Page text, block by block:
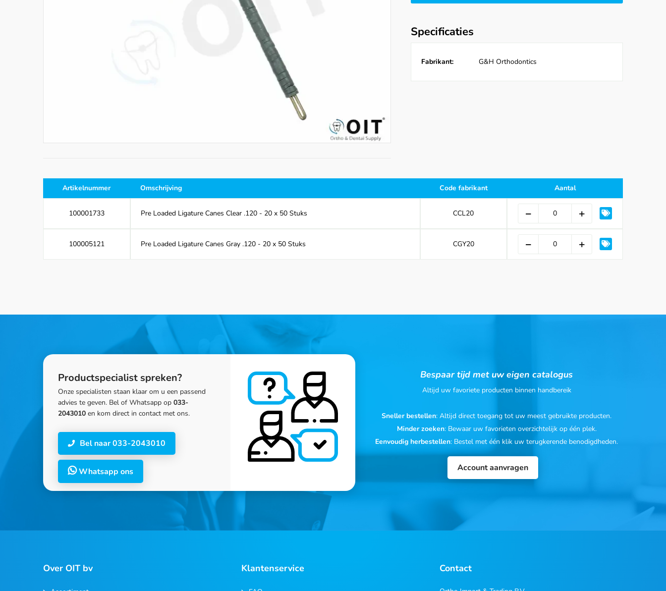
Specificaties
Fabrikant: G&H Orthodontics
Artikelnummer Omschrijving Code fabrikant Aantal
100001733 Pre Loaded Ligature Canes Clear .120 - 20 x 50 Stuks CCL20
100005121 Pre Loaded Ligature Canes Gray .120 - 20 x 50 Stuks CGY20
Productspecialist spreken?
Onze specialisten staan klaar om u een passend
advies te geven. Bel of Whatsapp op 033-
2043010 en kom direct in contact met ons.
Bel naar 033-2043010
Whatsapp ons
Bespaar tijd met uw eigen catalogus
Altijd uw favoriete producten binnen handbereik
Sneller bestellen: Altijd direct toegang tot uw meest gebruikte producten.
Minder zoeken: Bewaar uw favorieten overzichtelijk op één plek.
Eenvoudig herbestellen: Bestel met één klik uw terugkerende benodigdheden.
Account aanvragen
Over OIT bv Klantenservice Contact